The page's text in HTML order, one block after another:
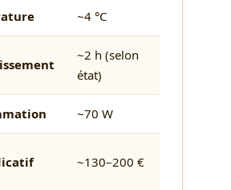
~4 °C
~2 h (selon
état)
~70 W
~130–200 €